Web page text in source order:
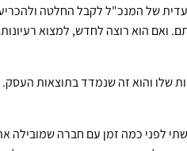
של המנכ"ל לקבל החלטה
ואם הוא רוצה לחדש, למצוא רעיונות
שלו והוא זה שנמדד בתוצאות
לפני כמה זמן עם חברה שמובילה